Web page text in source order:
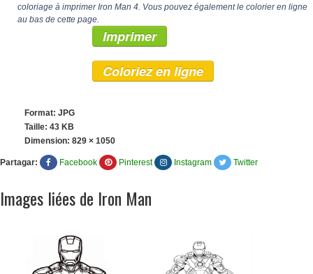
coloriage à imprimer Iron Man 4. Vous pouvez également le colorier en ligne
au bas de cette page.
Imprimer
Coloriez en ligne
Format: JPG
Taille: 43 KB
Dimension: 829 × 1050
Partagar: Facebook Pinterest Instagram Twitter
Images liées de Iron Man